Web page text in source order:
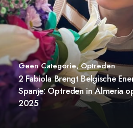
Geen Categorie,Optreden
2 Fabiola Brengt Belgische
Spanje: Optreden in Almeria
2025